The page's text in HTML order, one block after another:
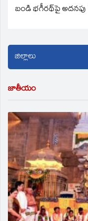
బండి భగీరథ్‌పై అదనపు
జాతీయం